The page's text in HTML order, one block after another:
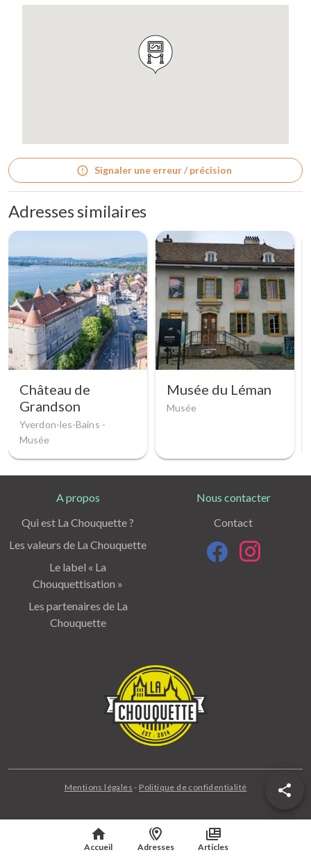
Signaler une erreur / précision
Adresses similaires
Château de
Grandson
Yverdon-les-Bains -
Musée
Musée du Léman
Musée
A propos
Qui est La Chouquette ?
Les valeurs de La Chouquette
Le label « La
Chouquettisation »
Les partenaires de La
Chouquette
Nous contacter
Contact
Mentions légales - Politique de confidentialité
Accueil Adresses Articles